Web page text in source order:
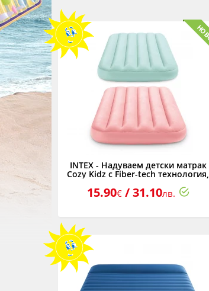
INTEX - Надуваем детски матрак
Cozy Kidz с Fiber-tech технология,
15.90€/ 31.10лв.